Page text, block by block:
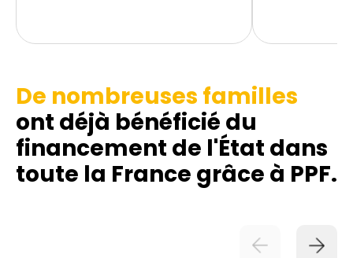
De nombreuses familles
ont déjà bénéficié du
financement de l'État dans
toute la France grâce à PPF.